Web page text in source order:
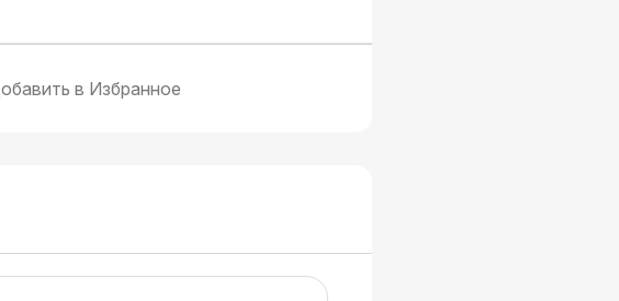
в Избранное